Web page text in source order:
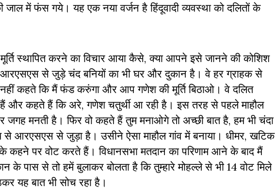
जाल में फंस गये। यह एक नया वर्जन है हिंदूवादी व्यवस्था को दलितों के
स्थापित करने का विचार आया कैसे, क्या आपने इसे जानने की कोशिश
आरएसएस से जुड़े चंद बनियों का भी घर और दुकान है। वे हर ग्राहक से
नहीं कहते कि मैं फंड करुंगा और आप गणेश की मूर्ति बिठाओ। वे दलित
हैं और कहते हैं कि अरे, गणेश चतुर्थी आ रही है। इस तरह से पहले माहौल
जगह मनती है। फिर वो कहते हैं तुम मनाओगे तो अच्छी बात है, हम भी चंदा
आरएसएस से जुड़ा है। उसीने ऐसा माहौल गांव में बनाया। धीमर, खटिक
कहने पर वोट करते हैं। विधानसभा मतदान का परिणाम आने के बाद मैं
से तो हमें बुलाकर बोलता है कि तुम्हारे मोहल्ले से भी 14 वोट मिले
यह बात भी सोच रहा है।